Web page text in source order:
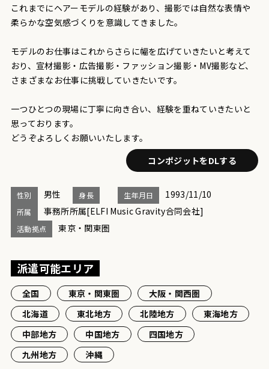
これまでにヘアーモデルの経験があり、撮影では自然な表情や
柔らかな空気感づくりを意識してきました。
モデルのお仕事はこれからさらに幅を広げていきたいと考えて
おり、宣材撮影・広告撮影・ファッション撮影・MV撮影など、
さまざまなお仕事に挑戦していきたいです。
一つひとつの現場に丁寧に向き合い、経験を重ねていきたいと
思っております。
どうぞよろしくお願いいたします。
コンポジットをDLする
性別 男性 身長 生年月日 1993/11/10
所属 事務所所属[ELFI Music Gravity合同会社]
活動拠点 東京・関東圏
派遣可能エリア
全国 東京・関東圏
大阪・関西圏
北海道
東北地方 北陸地方
東海地方
中部地方
中国地方
四国地方
九州地方
沖縄